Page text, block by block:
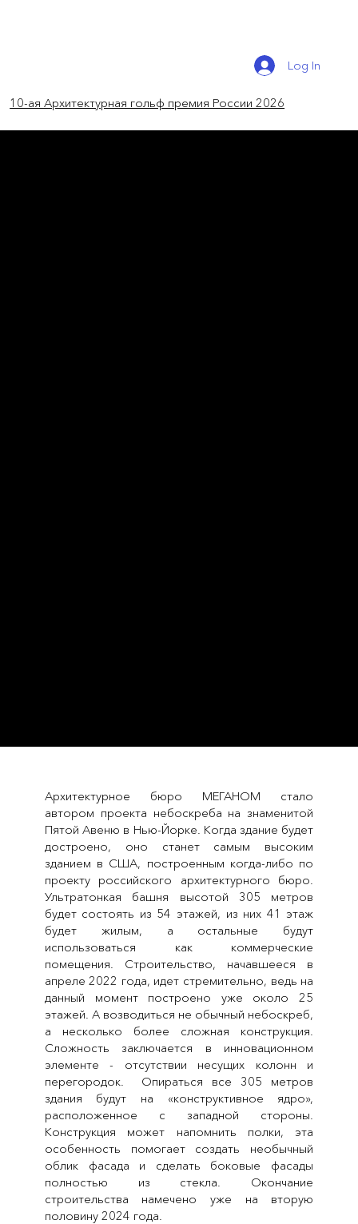
Log In
Архитектурное бюро МЕГАНОМ стало
автором проекта небоскреба на знаменитой
Пятой Авеню в Нью-Йорке. Когда здание будет
достроено, оно станет самым высоким
зданием в США, построенным когда-либо по
проекту российского архитектурного бюро.
Ультратонкая башня высотой 305 метров
будет состоять из 54 этажей, из них 41 этаж
будет жилым, а остальные будут
использоваться как коммерческие
помещения. Строительство, начавшееся в
апреле 2022 года, идет стремительно, ведь на
данный момент построено уже около 25
этажей. А возводиться не обычный небоскреб,
а несколько более сложная конструкция.
Сложность заключается в инновационном
элементе - отсутствии несущих колонн и
перегородок. Опираться все 305 метров
здания будут на «конструктивное ядро»,
расположенное с западной стороны.
Конструкция может напомнить полки, эта
особенность помогает создать необычный
облик фасада и сделать боковые фасады
полностью из стекла. Окончание
строительства намечено уже на вторую
половину 2024 года.
10-ая Архитектурная гольф премия России 2026